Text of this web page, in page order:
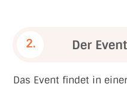
2. Der
Das Event findet in